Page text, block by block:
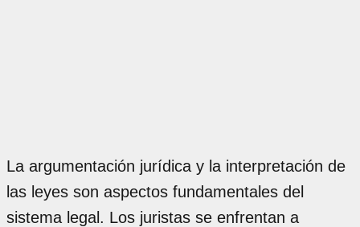
La argumentación jurídica y la interpretación de
las leyes son aspectos fundamentales del
sistema legal. Los juristas se enfrentan a